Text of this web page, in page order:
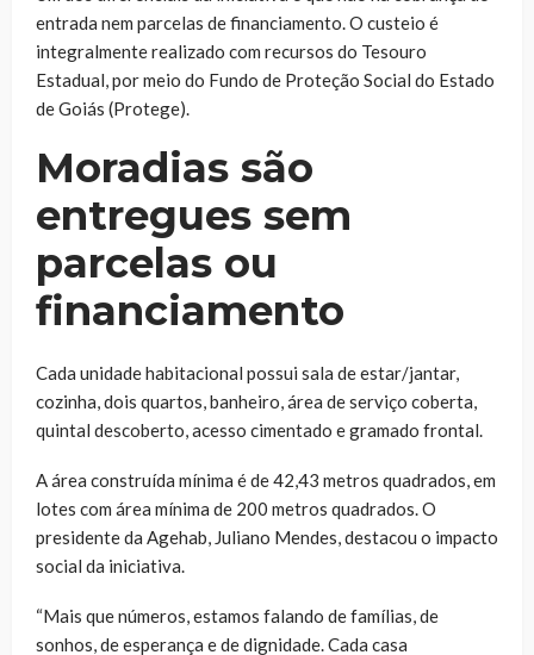
entrada nem parcelas de financiamento. O custeio é
integralmente realizado com recursos do Tesouro
Estadual, por meio do Fundo de Proteção Social do Estado
de Goiás (Protege).
Moradias são
entregues sem
parcelas ou
financiamento
Cada unidade habitacional possui sala de estar/jantar,
cozinha, dois quartos, banheiro, área de serviço coberta,
quintal descoberto, acesso cimentado e gramado frontal.
A área construída mínima é de 42,43 metros quadrados, em
lotes com área mínima de 200 metros quadrados. O
presidente da Agehab, Juliano Mendes, destacou o impacto
social da iniciativa.
“Mais que números, estamos falando de famílias, de
sonhos, de esperança e de dignidade. Cada casa